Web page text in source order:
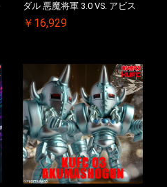
ダル 悪魔将軍 3.0 VS. アビス
マン 初回シリアルNO.入 ケー
￥16,929